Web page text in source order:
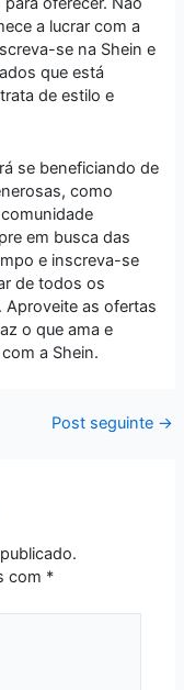
a lucrar com a
se na Shein e
que está
de estilo e
se beneficiando de
como
em busca das
e inscreva-se
de todos os
Aproveite as ofertas
o que ama e
a Shein.
Post seguinte →
com *